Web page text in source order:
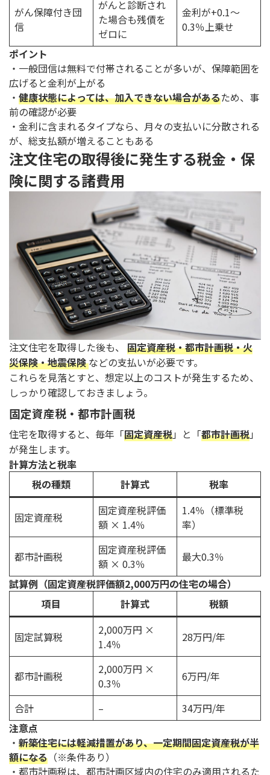
がん保障付き団
信
がんと診断され
た場合も残債を
ゼロに
金利が+0.1～
0.3％上乗せ
ポイント
・一般団信は無料で付帯されることが多いが、保障範囲を
広げると金利が上がる
・ 健康状態によっては、加入できない場合があるため、事
前の確認が必要
・金利に含まれるタイプなら、月々の支払いに分散される
が、総支払額が増えることもある
注文住宅の取得後に発生する税金・保
険に関する諸費用
注文住宅を取得した後も、 固定資産税・都市計画税・火
災保険・地震保険 などの支払いが必要です。
これらを見落とすと、想定以上のコストが発生するため、
しっかり確認しておきましょう。
固定資産税・都市計画税
住宅を取得すると、毎年「固定資産税」と「都市計画税」
が発生します。
計算方法と税率
税の種類
計算式 税率
固定資産税
固定資産税評価
額 × 1.4％
1.4％（標準税
率）
都市計画税
固定資産税評価
額 × 0.3％
最大0.3％
試算例（固定資産税評価額2,000万円の住宅の場合）
項目
計算式 税額
固定試算税
2,000万円 ×
1.4％
28万円/年
都市計画税
2,000万円 ×
0.3％
6万円/年
合計 –
34万円/年
注意点
・ 新築住宅には軽減措置があり、一定期間固定資産税が半
額になる （※条件あり）
・都市計画税は、都市計画区域内の住宅のみ適用されるた